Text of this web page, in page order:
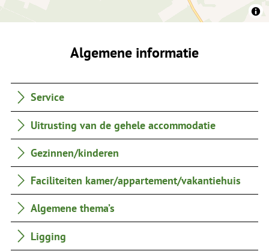
Algemene informatie
Service
Uitrusting van de gehele accommodatie
Gezinnen/kinderen
Faciliteiten kamer/appartement/vakantiehuis
Algemene thema’s
Ligging